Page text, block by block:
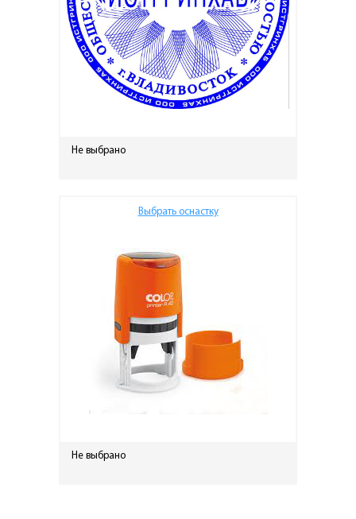
Не выбрано
Выбрать оснастку
Не выбрано